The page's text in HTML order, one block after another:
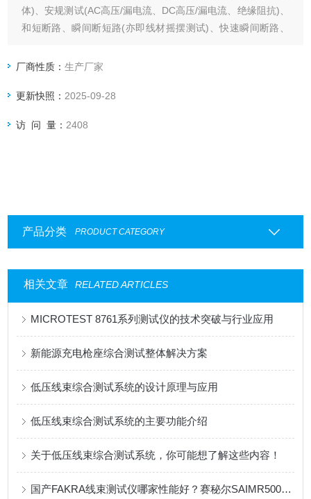
体)、安规测试(AC高压/漏电流、DC高压/漏电流、绝缘阻抗)、
和短断路、瞬间断短路(亦即线材摇摆测试)、快速瞬间断路、
厂商性质：生产厂家
更新快照： 2025-09-28
访 问 量： 2408
产品分类 PRODUCT CATEGORY
相关文章 RELATED ARTICLES
MICROTEST 8761系列测试仪的技术突破与行业应用
新能源充电枪座综合测试整体解决方案
低压线束综合测试系统的设计原理与应用
低压线束综合测试系统的主要功能介绍
关于低压线束综合测试系统，你可能想了解这些内容！
国产FAKRA线束测试仪哪家性能好？赛秘尔SAIMR5000核心电气性能深度解析